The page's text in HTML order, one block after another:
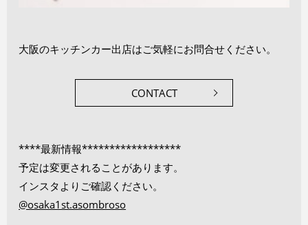
大阪のキッチンカー出店はご気軽にお問合せください。
CONTACT
****最新情報******************
予定は変更されることがあります。
インスタよりご確認ください。
@osaka1st.asombroso